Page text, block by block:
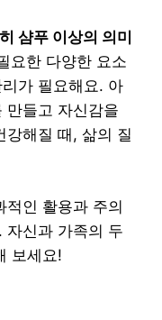
샴푸 이상의 의미
요한 다양한 요소
가 필요해요. 아
만들고 자신감을
강해질 때, 삶의 질
적인 활용과 주의
자신과 가족의 두
보세요!